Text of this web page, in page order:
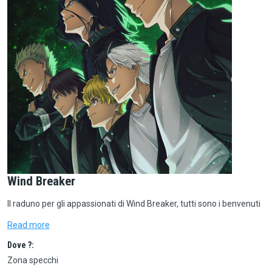
Wind Breaker
Il raduno per gli appassionati di Wind Breaker, tutti sono i benvenuti
Read more
Dove ?:
Zona specchi